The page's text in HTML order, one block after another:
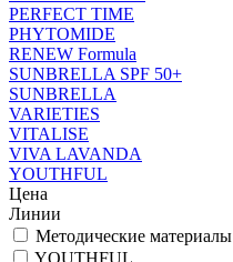
PERFECT TIME
PHYTOMIDE
RENEW Formula
SUNBRELLA SPF 50+
SUNBRELLA
VARIETIES
VITALISE
VIVA LAVANDA
YOUTHFUL
Цена
Линии
Методические материалы
YOUTHFUL